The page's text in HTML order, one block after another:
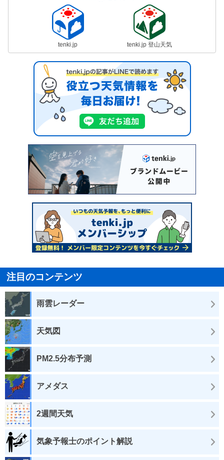
tenki.jp tenki.jp 登山天気
注目のコンテンツ
雨雲レーダー
天気図
PM2.5分布予測
アメダス
2週間天気
気象予報士のポイント解説